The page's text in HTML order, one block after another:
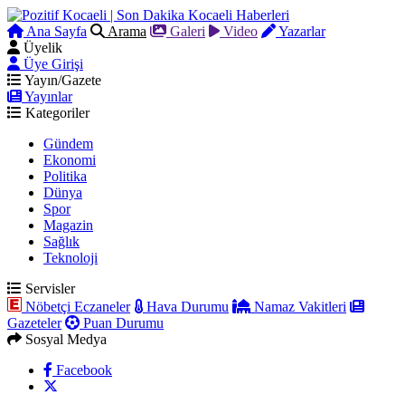
Ana Sayfa Arama Galeri Video
Yazarlar
Üyelik
Üye Girişi
Yayın/Gazete
Yayınlar
Kategoriler
Gündem
Ekonomi
Politika
Dünya
Spor
Magazin
Sağlık
Teknoloji
Servisler
Nöbetçi Eczaneler
Hava Durumu
Namaz Vakitleri
Gazeteler
Puan Durumu
Sosyal Medya
Facebook